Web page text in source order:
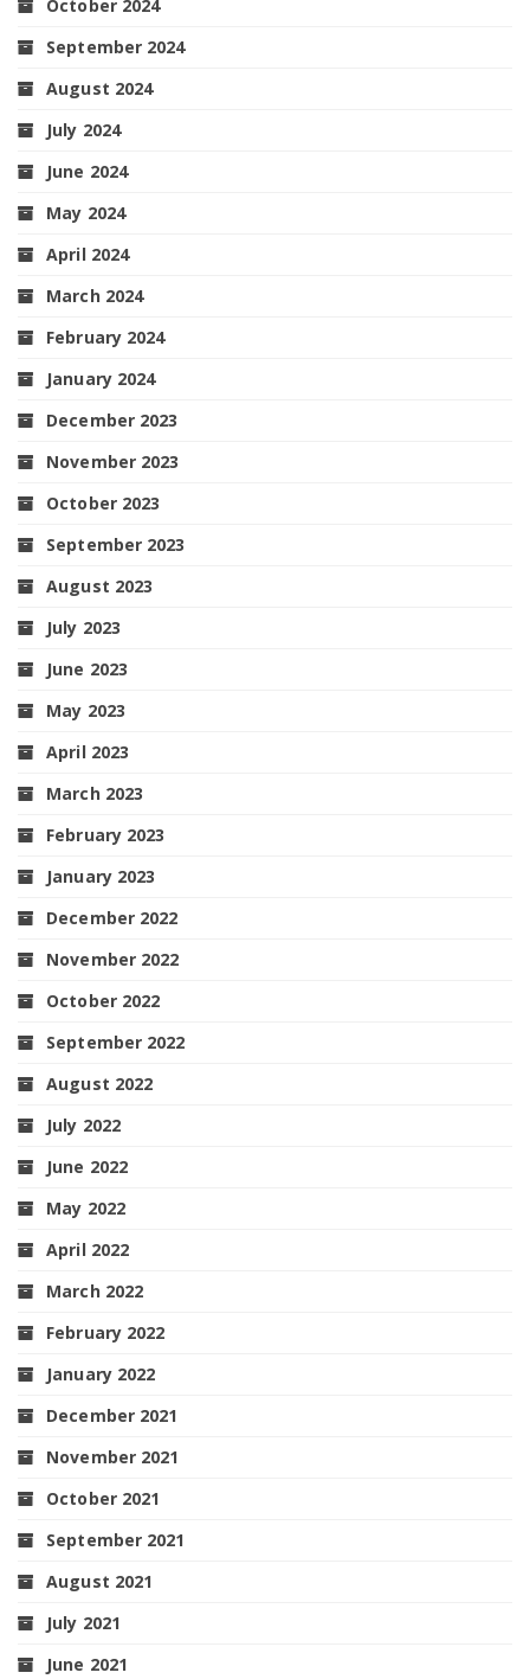
October 2024
September 2024
August 2024
July 2024
June 2024
May 2024
April 2024
March 2024
February 2024
January 2024
December 2023
November 2023
October 2023
September 2023
August 2023
July 2023
June 2023
May 2023
April 2023
March 2023
February 2023
January 2023
December 2022
November 2022
October 2022
September 2022
August 2022
July 2022
June 2022
May 2022
April 2022
March 2022
February 2022
January 2022
December 2021
November 2021
October 2021
September 2021
August 2021
July 2021
June 2021